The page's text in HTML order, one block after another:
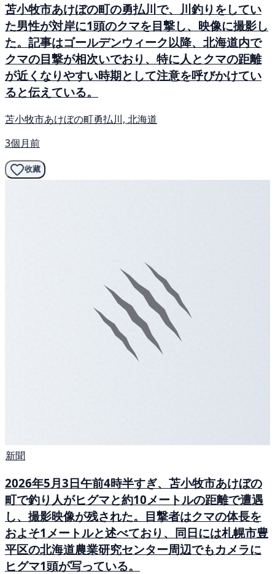
苫小牧市あけぼの町の勇払川で、川釣りをしてい
た男性が対岸に1頭のクマを目撃し、映像に撮影し
た。記事はゴールデンウィーク以降、北海道内で
クマの目撃が相次いでおり、特に人とクマの距離
が近くなりやすい時期として注意を呼びかけてい
ると伝えている。
苫小牧市あけぼの町勇払川, 北海道
3個月前
收藏
新聞
2026年5月3日午前4時半すぎ、苫小牧市あけぼの
町で釣り人がヒグマと約10メートルの距離で遭遇
し、撮影映像が残された。目撃者はクマの体長を
およそ1メートルと述べており、同日には札幌市豊
平区の北海道農業研究センター周辺でもカメラに
ヒグマ1頭が写っている。